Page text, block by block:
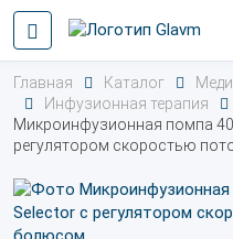
Главная Каталог
Инфузионная терапия
Микроинфузионная помпа
регулятором скоростью